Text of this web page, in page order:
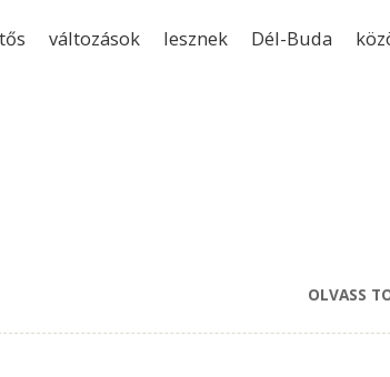
változások lesznek Dél-Buda
OLVASS